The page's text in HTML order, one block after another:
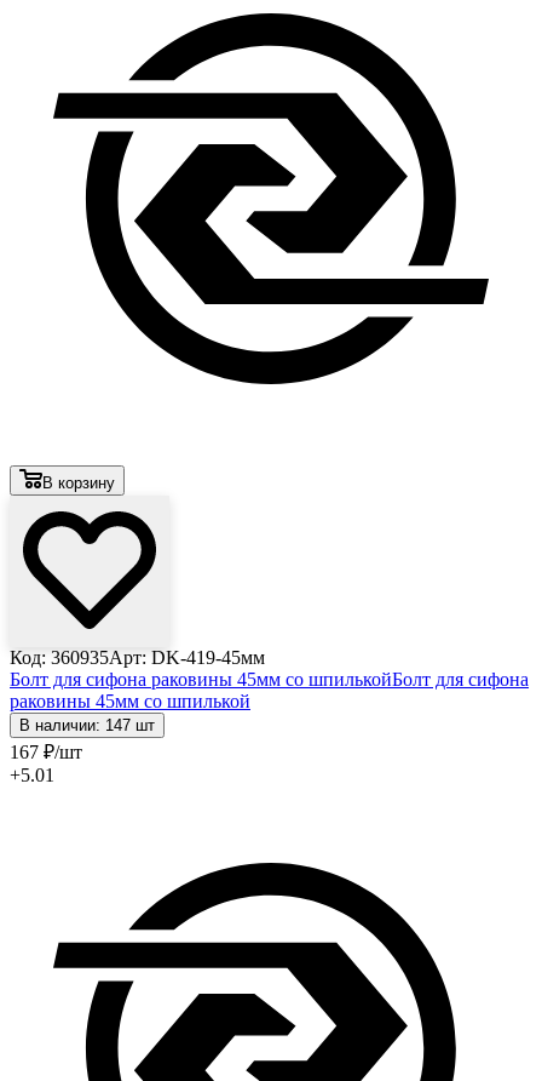
В корзину
Код: 360935Арт: DK-419-45мм
Болт для сифона раковины 45мм со шпилькойБолт для сифона
раковины 45мм со шпилькой
В наличии: 147 шт
167 ₽/шт
+5.01